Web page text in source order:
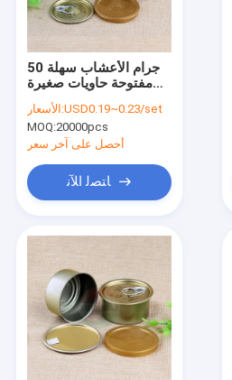
اتصل بنا
VR
علب ورق التغليف
علب الورق المركب
واضح من البلاستيك اسطوانة
علب الصفيح لوحة
علب المشروبات
اغطية التعليب
50 جرام الأعشاب سهلة
مفتوحة حاويات صغيرة
القصدير مع قطعتين /
صندوق القصدير المعدنية
الأسعار:USD0.19~0.23/set
MOQ:20000pcs
أحصل على آخر سعر
ﺎﺘﺼﻟ ﺍﻶﻧ